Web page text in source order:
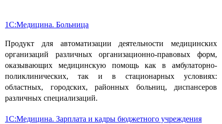
1С:Медицина. Больница
Продукт для автоматизации деятельности медицинских
организаций различных организационно-правовых форм,
оказывающих медицинскую помощь как в амбулаторно-
поликлинических, так и в стационарных условиях:
областных, городских, районных больниц, диспансеров
различных специализаций.
1С:Медицина. Зарплата и кадры бюджетного учреждения